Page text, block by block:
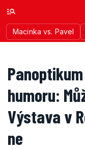
Macinka vs. Pavel
humoru:
Výstava v
ne